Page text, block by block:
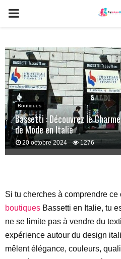
PRIMARY
Boutiques
Bassetti : Découvrez le
de Mode en Italie
20 octobre 2024 1276
Si tu cherches à comprendre
boutiques Bassetti en Italie, tu
ne se limite pas à vendre du
expérience autour du design
mêlent élégance, couleurs,